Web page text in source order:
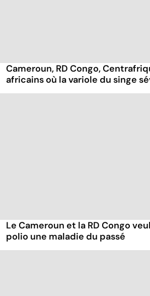
Cameroun, RD Congo,
africains où la variole du singe
Le Cameroun et la RD Congo
polio une maladie du passé